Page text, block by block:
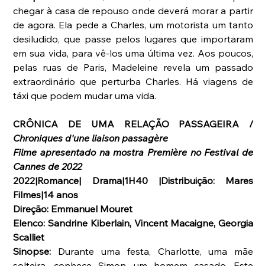
chegar à casa de repouso onde deverá morar a partir
de agora. Ela pede a Charles, um motorista um tanto
desiludido, que passe pelos lugares que importaram
em sua vida, para vê-los uma última vez. Aos poucos,
pelas ruas de Paris, Madeleine revela um passado
extraordinário que perturba Charles. Há viagens de
táxi que podem mudar uma vida.
CRÔNICA DE UMA RELAÇÃO PASSAGEIRA /
Chroniques d'une liaison passagère
Filme apresentado na mostra Première no Festival de
Cannes de 2022
2022|Romance| Drama|1H40 |Distribuição: Mares
Filmes|14 anos
Direção: Emmanuel Mouret
Elenco: Sandrine Kiberlain, Vincent Macaigne, Georgia
Scalliet
Sinopse: Durante uma festa, Charlotte, uma mãe